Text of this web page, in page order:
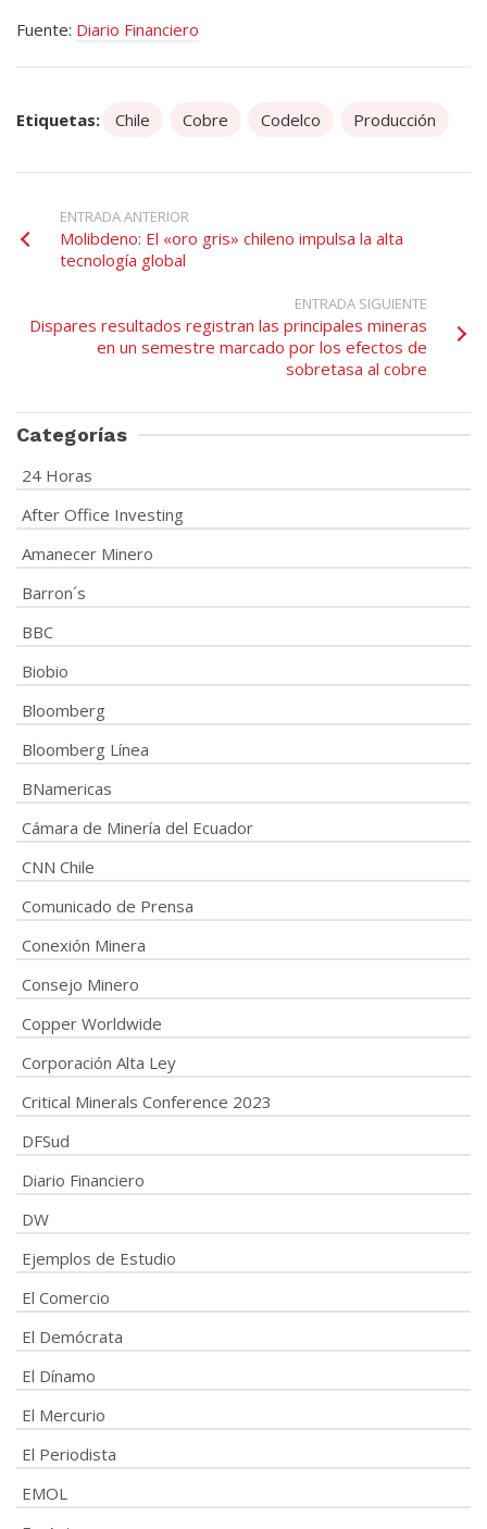
Fuente: Diario Financiero
Etiquetas: Chile Cobre Codelco Producción
ENTRADA ANTERIOR
Molibdeno: El «oro gris» chileno impulsa la alta
tecnología global
ENTRADA SIGUIENTE
Dispares resultados registran las principales mineras
en un semestre marcado por los efectos de
sobretasa al cobre
Categorías
24 Horas
After Office Investing
Amanecer Minero
Barron´s
BBC
Biobio
Bloomberg
Bloomberg Línea
BNamericas
Cámara de Minería del Ecuador
CNN Chile
Comunicado de Prensa
Conexión Minera
Consejo Minero
Copper Worldwide
Corporación Alta Ley
Critical Minerals Conference 2023
DFSud
Diario Financiero
DW
Ejemplos de Estudio
El Comercio
El Demócrata
El Dínamo
El Mercurio
El Periodista
EMOL